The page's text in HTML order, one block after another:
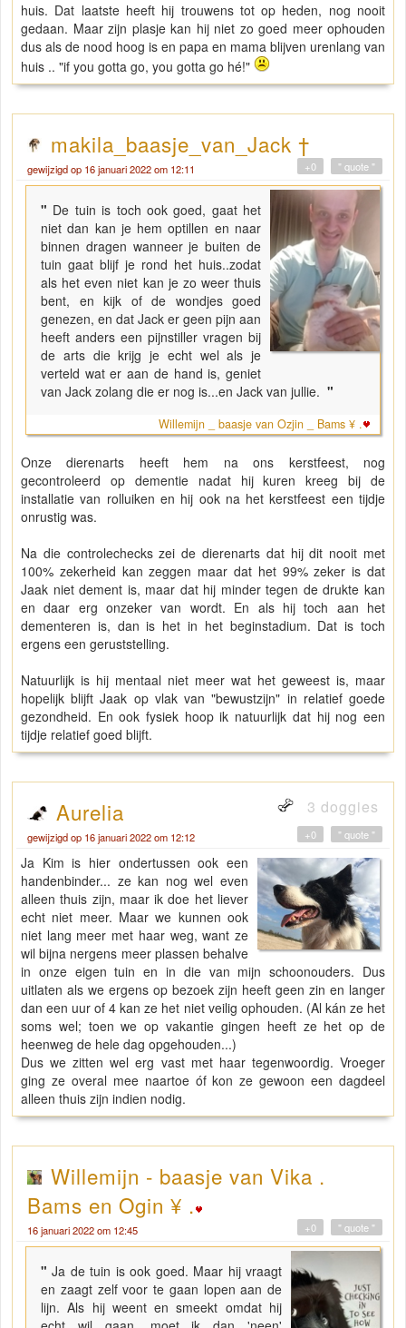
huis. Dat laatste heeft hij trouwens tot op heden, nog nooit
gedaan. Maar zijn plasje kan hij niet zo goed meer ophouden
dus als de nood hoog is en papa en mama blijven urenlang van
huis .. "if you gotta go, you gotta go hé!"
makila_baasje_van_Jack †
gewijzigd op 16 januari 2022 om 12:11 " quote "
+0
" De tuin is toch ook goed, gaat het
niet dan kan je hem optillen en naar
binnen dragen wanneer je buiten de
tuin gaat blijf je rond het huis..zodat
als het even niet kan je zo weer thuis
bent, en kijk of de wondjes goed
genezen, en dat Jack er geen pijn aan
heeft anders een pijnstiller vragen bij
de arts die krijg je echt wel als je
verteld wat er aan de hand is, geniet
van Jack zolang die er nog is...en Jack van jullie. "
Willemijn _ baasje van Ozjin _ Bams ¥ .
Onze dierenarts heeft hem na ons kerstfeest, nog
gecontroleerd op dementie nadat hij kuren kreeg bij de
installatie van rolluiken en hij ook na het kerstfeest een tijdje
onrustig was.
Na die controlechecks zei de dierenarts dat hij dit nooit met
100% zekerheid kan zeggen maar dat het 99% zeker is dat
Jaak niet dement is, maar dat hij minder tegen de drukte kan
en daar erg onzeker van wordt. En als hij toch aan het
dementeren is, dan is het in het beginstadium. Dat is toch
ergens een geruststelling.
Natuurlijk is hij mentaal niet meer wat het geweest is, maar
hopelijk blijft Jaak op vlak van "bewustzijn" in relatief goede
gezondheid. En ook fysiek hoop ik natuurlijk dat hij nog een
tijdje relatief goed blijft.
Aurelia 3 doggies
gewijzigd op 16 januari 2022 om 12:12 " quote "
+0
Ja Kim is hier ondertussen ook een
handenbinder... ze kan nog wel even
alleen thuis zijn, maar ik doe het liever
echt niet meer. Maar we kunnen ook
niet lang meer met haar weg, want ze
wil bijna nergens meer plassen behalve
in onze eigen tuin en in die van mijn schoonouders. Dus
uitlaten als we ergens op bezoek zijn heeft geen zin en langer
dan een uur of 4 kan ze het niet veilig ophouden. (Al kán ze het
soms wel; toen we op vakantie gingen heeft ze het op de
heenweg de hele dag opgehouden...)
Dus we zitten wel erg vast met haar tegenwoordig. Vroeger
ging ze overal mee naartoe óf kon ze gewoon een dagdeel
alleen thuis zijn indien nodig.
Willemijn - baasje van Vika .
Bams en Ogin ¥ .
16 januari 2022 om 12:45 " quote "
+0
"Ja de tuin is ook goed. Maar hij vraagt
en zaagt zelf voor te gaan lopen aan de
lijn. Als hij weent en smeekt omdat hij